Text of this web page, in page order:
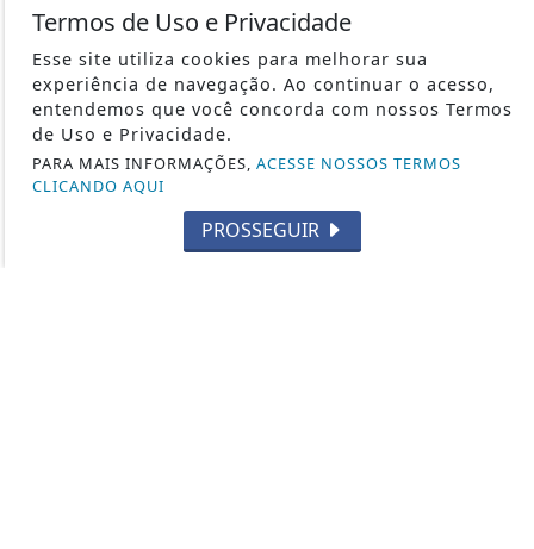
TIRO ESPORTIVO
FORÇAS ESPECIAIS
CARABINAS / RIFLES
LEGISLAÇÃO
CUTELARIA
DEF. PESSOAL E LEGÍTIMA DEFESA
Termos de Uso e Privacidade
Esse site utiliza cookies para melhorar sua
experiência de navegação. Ao continuar o acesso,
entendemos que você concorda com nossos Termos
de Uso e Privacidade.
PARA MAIS INFORMAÇÕES, ACESSE NOSSOS TERMOS
CLICANDO AQUI
PROSSEGUIR